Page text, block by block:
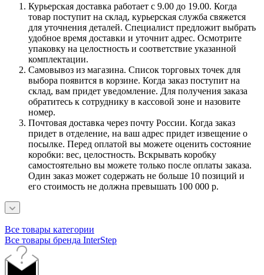
Курьерская доставка работает с 9.00 до 19.00. Когда
товар поступит на склад, курьерская служба свяжется
для уточнения деталей. Специалист предложит выбрать
удобное время доставки и уточнит адрес. Осмотрите
упаковку на целостность и соответствие указанной
комплектации.
Самовывоз из магазина. Список торговых точек для
выбора появится в корзине. Когда заказ поступит на
склад, вам придет уведомление. Для получения заказа
обратитесь к сотруднику в кассовой зоне и назовите
номер.
Почтовая доставка через почту России. Когда заказ
придет в отделение, на ваш адрес придет извещение о
посылке. Перед оплатой вы можете оценить состояние
коробки: вес, целостность. Вскрывать коробку
самостоятельно вы можете только после оплаты заказа.
Один заказ может содержать не больше 10 позиций и
его стоимость не должна превышать 100 000 р.
Все товары категории
Все товары бренда InterStep